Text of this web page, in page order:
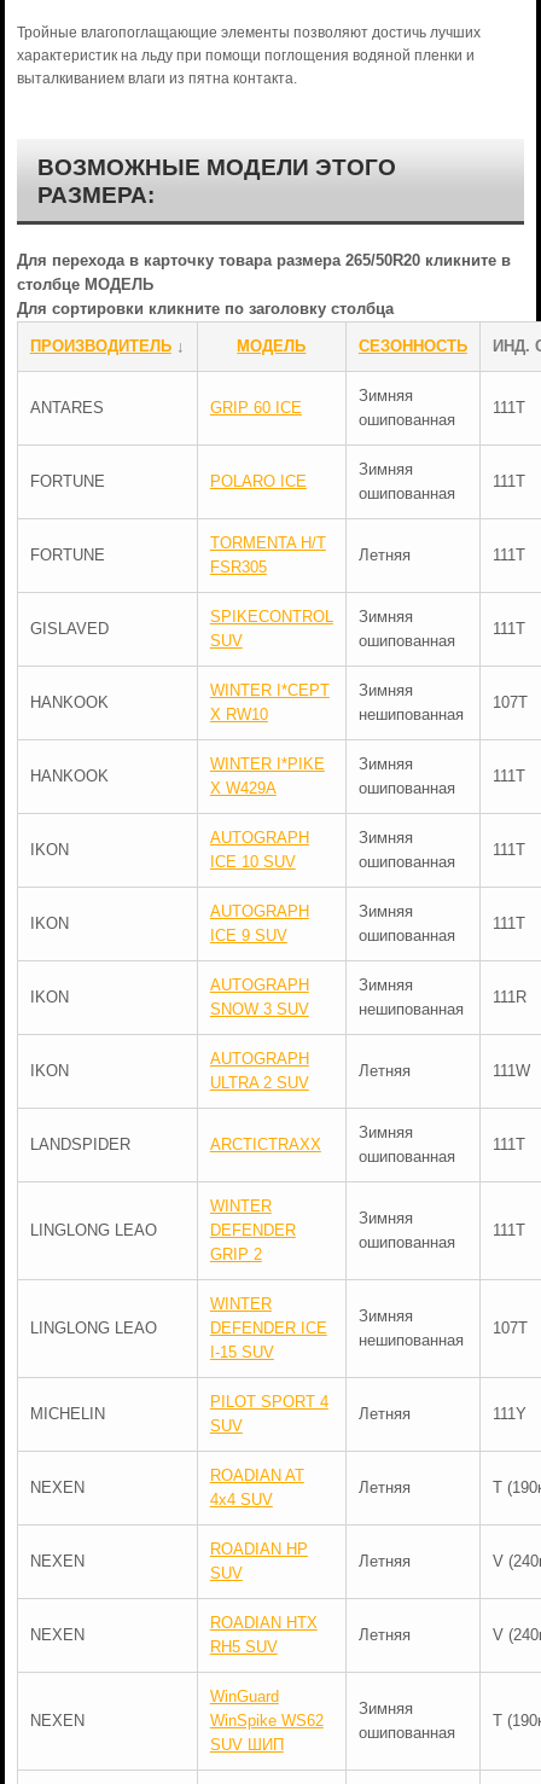
Тройные влагопоглащающие элементы позволяют достичь лучших
характеристик на льду при помощи поглощения водяной пленки и
выталкиванием влаги из пятна контакта.
ВОЗМОЖНЫЕ МОДЕЛИ ЭТОГО
РАЗМЕРА:
Для перехода в карточку товара размера 265/50R20 кликните в
столбце МОДЕЛЬ
Для сортировки кликните по заголовку столбца
ПРОИЗВОДИТЕЛЬ↓ МОДЕЛЬ СЕЗОННОСТЬ ИНД.
ANTARES GRIP 60 ICE
Зимняя
ошипованная
111T
FORTUNE POLARO ICE
Зимняя
ошипованная
111T
FORTUNE
TORMENTA H/T
FSR305
Летняя 111T
GISLAVED
SPIKECONTROL
SUV
Зимняя
ошипованная
111T
HANKOOK
WINTER I*CEPT
X RW10
Зимняя
нешипованная
107T
HANKOOK
WINTER I*PIKE
X W429A
Зимняя
ошипованная
111T
IKON
AUTOGRAPH
ICE 10 SUV
Зимняя
ошипованная
111T
IKON
AUTOGRAPH
ICE 9 SUV
Зимняя
ошипованная
111T
IKON
AUTOGRAPH
SNOW 3 SUV
Зимняя
нешипованная
111R
IKON
AUTOGRAPH
ULTRA 2 SUV
Летняя 111W
LANDSPIDER ARCTICTRAXX
Зимняя
ошипованная
111T
LINGLONG LEAO
WINTER
DEFENDER
GRIP 2
Зимняя
ошипованная
111T
LINGLONG LEAO
WINTER
DEFENDER ICE
I-15 SUV
Зимняя
нешипованная
107T
MICHELIN
PILOT SPORT 4
SUV
Летняя 111Y
NEXEN
ROADIAN AT
4x4 SUV
Летняя T
NEXEN
ROADIAN HP
SUV
Летняя V
NEXEN
ROADIAN HTX
RH5 SUV
Летняя V
NEXEN
WinGuard
WinSpike WS62
SUV ШИП
Зимняя
ошипованная
T